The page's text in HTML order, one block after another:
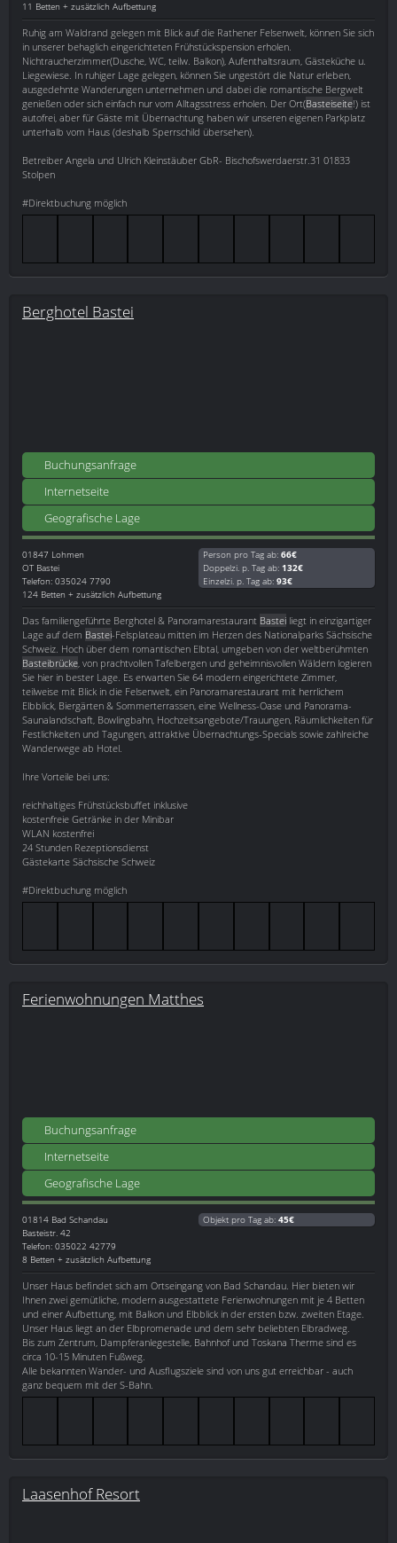
11 Betten + zusätzlich Aufbettung
Ruhig am Waldrand gelegen mit Blick auf die Rathener Felsenwelt, können Sie sich
in unserer behaglich eingerichteten Frühstückspension erholen.
Nichtraucherzimmer(Dusche, WC, teilw. Balkon), Aufenthaltsraum, Gästeküche u.
Liegewiese. In ruhiger Lage gelegen, können Sie ungestört die Natur erleben,
ausgedehnte Wanderungen unternehmen und dabei die romantische Bergwelt
genießen oder sich einfach nur vom Alltagsstress erholen. Der Ort(Basteiseite!) ist
autofrei, aber für Gäste mit Übernachtung haben wir unseren eigenen Parkplatz
unterhalb vom Haus (deshalb Sperrschild übersehen).
Betreiber Angela und Ulrich Kleinstäuber GbR- Bischofswerdaerstr.31 01833
Stolpen
#Direktbuchung möglich
Berghotel Bastei
Buchungsanfrage
Internetseite
Geografische Lage
01847 Lohmen
OT Bastei
Telefon: 035024 7790
124 Betten + zusätzlich Aufbettung
Person pro Tag ab: 66€
Doppelzi. p. Tag ab: 132€
Einzelzi. p. Tag ab: 93€
Das familiengeführte Berghotel & Panoramarestaurant Bastei liegt in einzigartiger
Lage auf dem Bastei-Felsplateau mitten im Herzen des Nationalparks Sächsische
Schweiz. Hoch über dem romantischen Elbtal, umgeben von der weltberühmten
Basteibrücke , von prachtvollen Tafelbergen und geheimnisvollen Wäldern logieren
Sie hier in bester Lage. Es erwarten Sie 64 modern eingerichtete Zimmer,
teilweise mit Blick in die Felsenwelt, ein Panoramarestaurant mit herrlichem
Elbblick, Biergärten & Sommerterrassen, eine Wellness-Oase und Panorama-
Saunalandschaft, Bowlingbahn, Hochzeitsangebote/Trauungen, Räumlichkeiten für
Festlichkeiten und Tagungen, attraktive Übernachtungs-Specials sowie zahlreiche
Wanderwege ab Hotel.
Ihre Vorteile bei uns:
reichhaltiges Frühstücksbuffet inklusive
kostenfreie Getränke in der Minibar
WLAN kostenfrei
24 Stunden Rezeptionsdienst
Gästekarte Sächsische Schweiz
#Direktbuchung möglich
Ferienwohnungen Matthes
Buchungsanfrage
Internetseite
Geografische Lage
01814 Bad Schandau
Basteistr. 42
Telefon: 035022 42779
8 Betten + zusätzlich Aufbettung
Objekt pro Tag ab: 45€
Unser Haus befindet sich am Ortseingang von Bad Schandau. Hier bieten wir
Ihnen zwei gemütliche, modern ausgestattete Ferienwohnungen mit je 4 Betten
und einer Aufbettung, mit Balkon und Elbblick in der ersten bzw. zweiten Etage.
Unser Haus liegt an der Elbpromenade und dem sehr beliebten Elbradweg.
Bis zum Zentrum, Dampferanlegestelle, Bahnhof und Toskana Therme sind es
circa 10-15 Minuten Fußweg.
Alle bekannten Wander- und Ausflugsziele sind von uns gut erreichbar - auch
ganz bequem mit der S-Bahn.
Laasenhof Resort